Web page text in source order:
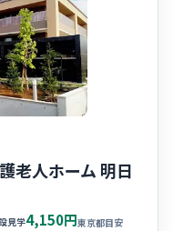
老人ホーム 明日
見学4,150円東京都目安